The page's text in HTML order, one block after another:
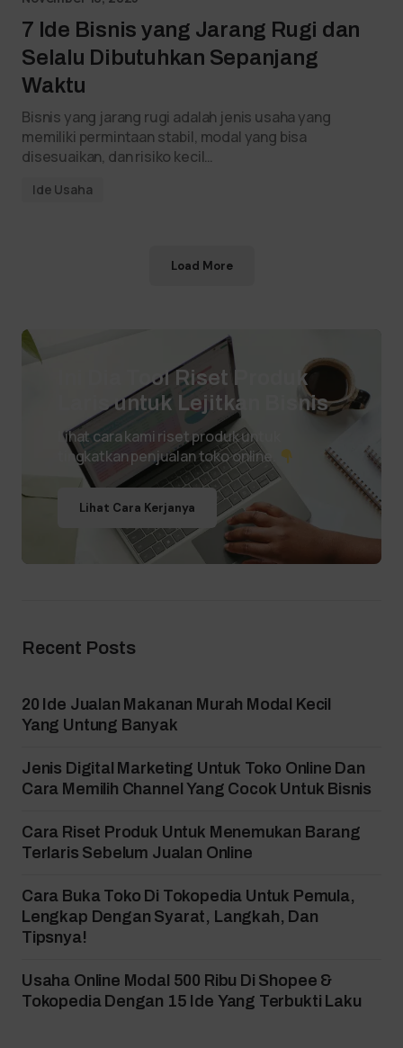
7 Ide Bisnis yang Jarang Rugi dan
Selalu Dibutuhkan Sepanjang
Waktu
Bisnis yang jarang rugi adalah jenis usaha yang
memiliki permintaan stabil, modal yang bisa
disesuaikan, dan risiko kecil…
Ide Usaha
Load More
Ini Dia Tool Riset Produk
Laris untuk Lejitkan Bisnis
Lihat cara kami riset produk untuk
tingkatkan penjualan toko online.
Lihat Cara Kerjanya
Recent Posts
20 Ide Jualan Makanan Murah Modal Kecil
Yang Untung Banyak
Jenis Digital Marketing Untuk Toko Online Dan
Cara Memilih Channel Yang Cocok Untuk Bisnis
Cara Riset Produk Untuk Menemukan Barang
Terlaris Sebelum Jualan Online
Cara Buka Toko Di Tokopedia Untuk Pemula,
Lengkap Dengan Syarat, Langkah, Dan
Tipsnya!
Usaha Online Modal 500 Ribu Di Shopee &
Tokopedia Dengan 15 Ide Yang Terbukti Laku